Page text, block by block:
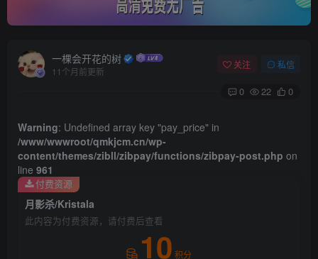
一棵会开花的树
11个月前更新
关注 私信
0 22 0
Warning: Undefined array key "pay_price" in
/www/wwwroot/qmkjcm.cn/wp-
content/themes/zibll/zibpay/functions/zibpay-post.php on
line 961
月影杀/Kristala
此内容为付费资源，请付费后查看
10 积分
付费资源